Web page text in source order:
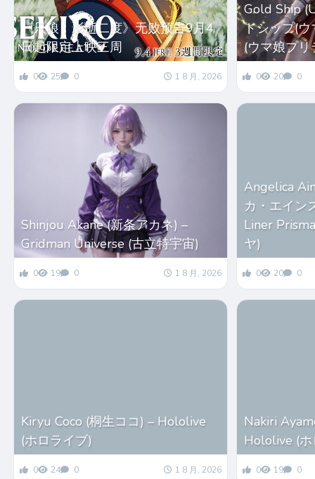
《只狼：影逝二度》无败预告9月4
日起限定上映三周
0 25 0 1 8 月, 2026
Gold Ship
ドシップ(
(ウマ娘プ
0 20 0
Shinjou Akane (新条アカネ) –
Gridman Universe (古立特宇宙)
0 19 0 1 8 月, 2026
Angelica
カ・エイン
Liner
ヤ)
0 20 0
Kiryu Coco (桐生ココ) – Hololive
(ホロライブ)
0 24 0 1 8 月, 2026
Nakiri
Hololive (
0 19 0